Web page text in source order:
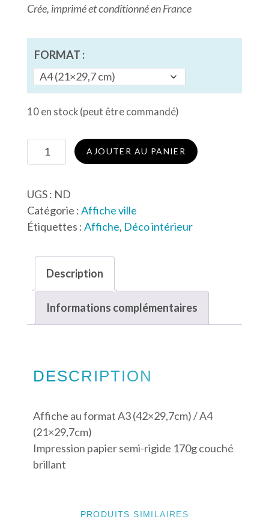
Crée, imprimé et conditionné en France
FORMAT :
10 en stock (peut être commandé)
quantité
de
de
Gétigné
AJOUTER AU PANIER
UGS : ND
Catégorie :Affiche ville
Étiquettes :Affiche, Déco intérieur
Description
Informations complémentaires
DESCRIPTION
Affiche au format A3 (42×29,7cm) / A4
(21×29,7cm)
Impression papier semi-rigide 170g couché
brillant
PRODUITS SIMILAIRES